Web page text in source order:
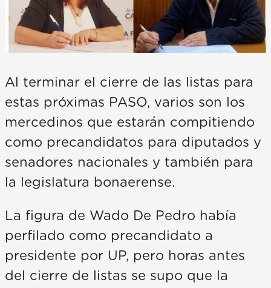
Al terminar el cierre de las listas para
estas próximas PASO, varios son los
mercedinos que estarán compitiendo
como precandidatos para diputados y
senadores nacionales y también para
la legislatura bonaerense.
La figura de Wado De Pedro había
perfilado como precandidato a
presidente por UP, pero horas antes
del cierre de listas se supo que la